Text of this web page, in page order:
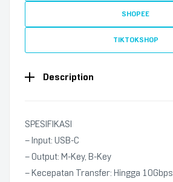
SHOPEE
TIKTOKSHOP
Description
SPESIFIKASI
– Input: USB-C
– Output: M-Key, B-Key
– Kecepatan Transfer: Hingga 10Gbps